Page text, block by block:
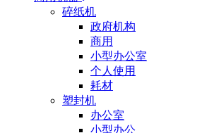
碎纸机
政府机构
商用
小型办公室
个人使用
耗材
塑封机
办公室
小型办公